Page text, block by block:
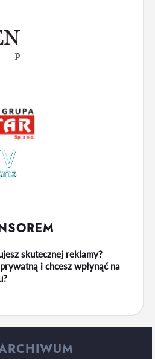
skutecznej reklamy?
i chcesz wpłynąć na